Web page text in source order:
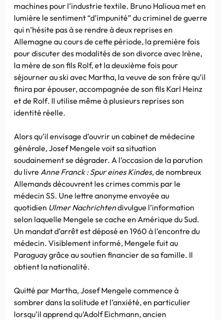
machines pour l’industrie textile. Bruno Halioua met en
lumière le sentiment “d’impunité” du criminel de guerre
qui n’hésite pas à se rendre à deux reprises en
Allemagne au cours de cette période, la première fois
pour discuter des modalités de son divorce avec Irène,
la mère de son fils Rolf, et la deuxième fois pour
séjourner au ski avec Martha, la veuve de son frère qu’il
finira par épouser, accompagnée de son fils Karl Heinz
et de Rolf. Il utilise même à plusieurs reprises son
identité réelle.
Alors qu’il envisage d’ouvrir un cabinet de médecine
générale, Josef Mengele voit sa situation
soudainement se dégrader. A l’occasion de la parution
du livre Anne Franck : Spur eines Kindes,de nombreux
Allemands découvrent les crimes commis par le
médecin SS. Une lettre anonyme envoyée au
quotidien Ulmer Nachrichtendivulgue l’information
selon laquelle Mengele se cache en Amérique du Sud.
Un mandat d’arrêt est déposé en 1960 à l’encontre du
médecin. Visiblement informé, Mengele fuit au
Paraguay grâce au soutien financier de sa famille. Il
obtient la nationalité.
Quitté par Martha, Josef Mengele commence à
sombrer dans la solitude et l’anxiété, en particulier
lorsqu’il apprend qu’Adolf Eichmann, ancien